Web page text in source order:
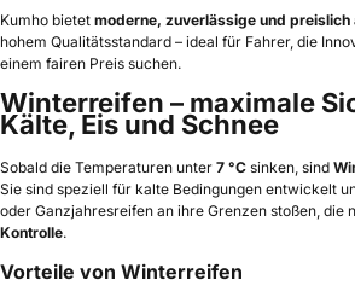
Kumho bietet moderne, zuverlässige und preislich
hohem Qualitätsstandard – ideal für Fahrer, die
einem fairen Preis suchen.
Winterreifen – maximale
Kälte, Eis und Schnee
Sobald die Temperaturen unter 7 °C sinken, sind
Sie sind speziell für kalte Bedingungen entwickelt
oder Ganzjahresreifen an ihre Grenzen stoßen, die
Kontrolle.
Vorteile von Winterreifen